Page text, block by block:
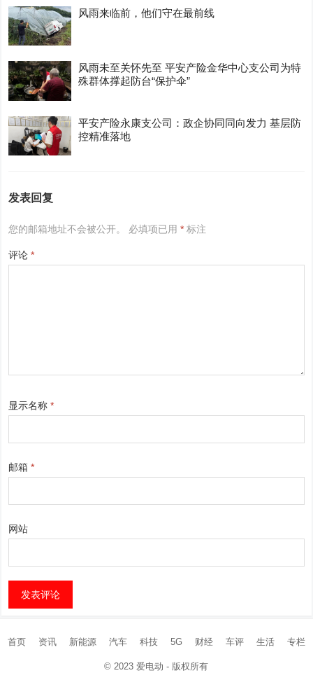
风雨来临前，他们守在最前线
风雨未至关怀先至 平安产险金华中心支公司为特
殊群体撑起防台“保护伞”
平安产险永康支公司：政企协同同向发力 基层防
控精准落地
发表回复
您的邮箱地址不会被公开。 必填项已用* 标注
评论*
显示名称*
邮箱*
网站
首页 资讯 新能源 汽车 科技 5G 财经 车评 生活 专栏
© 2023爱电动 - 版权所有